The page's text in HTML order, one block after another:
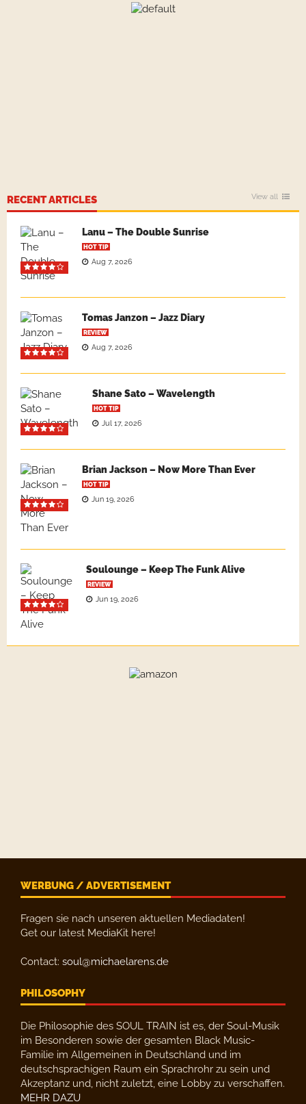
RECENT ARTICLES View all
Lanu – The Double Sunrise
HOT TIP
Aug 7, 2026
Tomas Janzon – Jazz Diary
REVIEW
Aug 7, 2026
Shane Sato – Wavelength
HOT TIP
Jul 17, 2026
Brian Jackson – Now More Than Ever
HOT TIP
Jun 19, 2026
Soulounge – Keep The Funk Alive
REVIEW
Jun 19, 2026
WERBUNG / ADVERTISEMENT
Fragen sie nach unseren aktuellen Mediadaten!
Get our latest MediaKit here!
Contact: soul@michaelarens.de
PHILOSOPHY
Die Philosophie des SOUL TRAIN ist es, der Soul-Musik
im Besonderen sowie der gesamten Black Music-
Familie im Allgemeinen in Deutschland und im
deutschsprachigen Raum ein Sprachrohr zu sein und
Akzeptanz und, nicht zuletzt, eine Lobby zu verschaffen.
MEHR DAZU